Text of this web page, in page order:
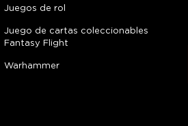
Juegos de rol
Juego de cartas coleccionables
Fantasy Flight
Warhammer